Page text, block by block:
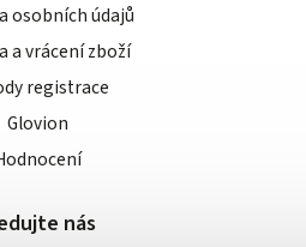
osobních údajů
a vrácení zboží
registrace
Glovion
nás